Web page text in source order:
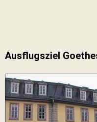
Ausflugsziel